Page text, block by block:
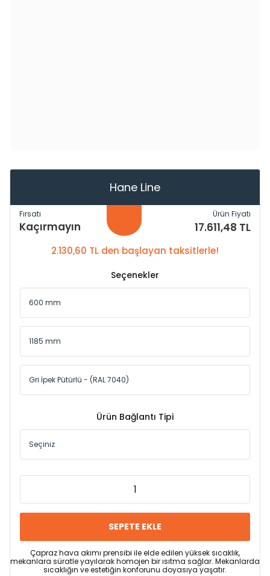
Hane Line
Fırsatı
Kaçırmayın
Ürün Fiyatı
17.611,48 TL
2.130,60 TL den başlayan taksitlerle!
Seçenekler
Ürün Bağlantı Tipi
SEPETE EKLE
Çapraz hava akımı prensibi ile elde edilen yüksek sıcaklık,
mekanlara süratle yayılarak homojen bir ısıtma sağlar. Mekanlarda
sıcaklığın ve estetiğin konforunu doyasıya yaşatır.